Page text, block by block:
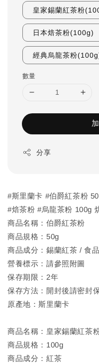
皇家錫蘭紅茶粉
日本焙茶粉(100g)
經典烏龍茶粉
數量
分享
#斯里蘭卡 #伯爵紅茶粉
#焙茶粉 #烏龍茶粉 100g
商品名稱：伯爵紅茶粉
商品規格：50g
商品成分：錫蘭紅茶 / 食
營養標示：請參照附圖
保存期限：2年
保存方法：開封後請密封
原產地：斯里蘭卡
商品名稱：皇家錫蘭紅茶
商品規格：100g
商品成分：紅茶